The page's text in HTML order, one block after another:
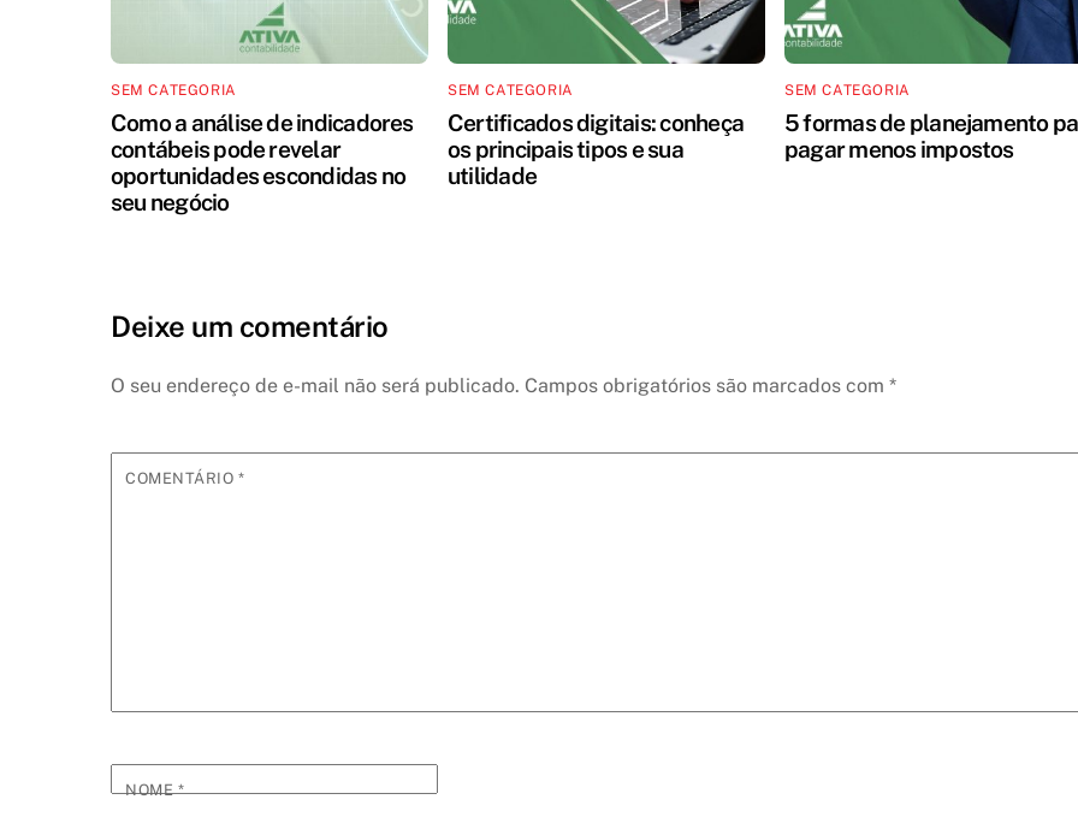
SEM CATEGORIA
Como a análise de indicadores
contábeis pode revelar
oportunidades escondidas no
seu negócio
SEM CATEGORIA
Certificados digitais: conheça
os principais tipos e sua
utilidade
SEM CATEGORIA
5 formas de planejamento
pagar menos impostos
Deixe um comentário
O seu endereço de e-mail não será publicado. Campos obrigatórios são marcados com *
COMENTÁRIO *
NOME*